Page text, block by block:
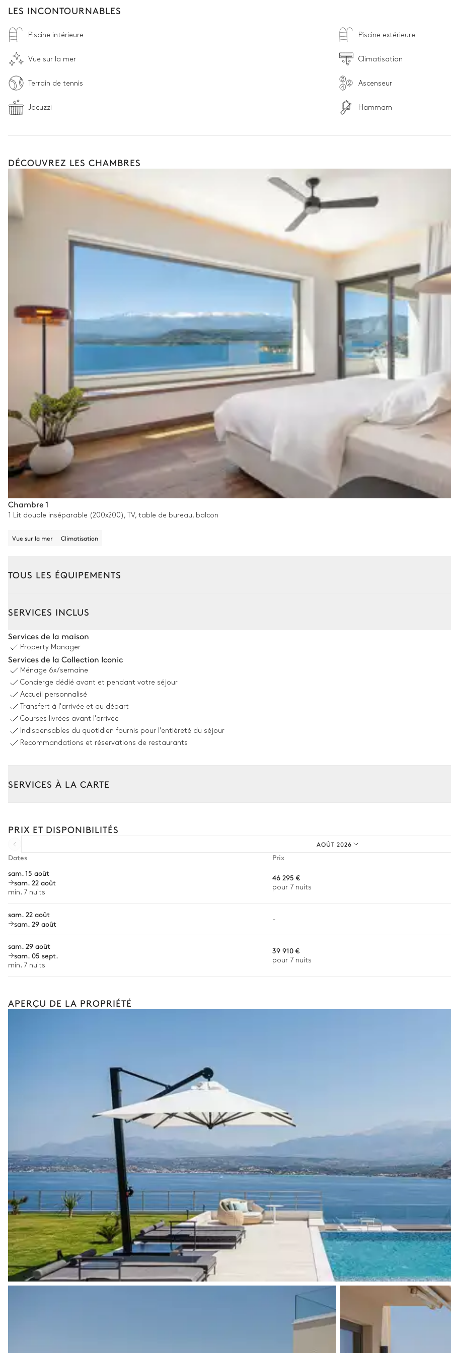
LES INCONTOURNABLES
Piscine intérieure Piscine extérieure
Vue sur la mer Climatisation
Terrain de tennis Ascenseur
Jacuzzi Hammam
DÉCOUVREZ LES CHAMBRES
Chambre 1
1 Lit double inséparable (200x200), TV, table de bureau, balcon
Vue sur la mer Climatisation
TOUS LES ÉQUIPEMENTS
Vue sur la mer
16
Transats
Piscine
Non chauffée · Au sel
Dimensions : L = 22m, l = 4,65m, profondeur = 0,26m / 1,3m
Douches extérieures
Fauteuils
Terrain de tennis
Cuisine extérieure
Barbecue
Gaz
Espace dinatoire extérieur
14 places
SERVICES INCLUS
Services de la maison
Property Manager
Services de la Collection Iconic
Ménage 6x/semaine
Concierge dédié avant et pendant votre séjour
Accueil personnalisé
Transfert à l'arrivée et au départ
Courses livrées avant l'arrivée
Indispensables du quotidien fournis pour l'entièreté du séjour
Recommandations et réservations de restaurants
SERVICES À LA CARTE
Chef à domicile
Bien-être à domicile
Babysitter
Location de bateau
Sports nautiques
Visites guidées et excursions
La liste des services et expériences proposés n'est pas exhaustive et peut varier selon la saison, la destination ou la
PRIX ET DISPONIBILITÉS
AOÛT 2026
Dates
Prix
sam. 15 août
sam. 22 août
min. 7 nuits
46 295 €
pour 7 nuits
sam. 22 août
sam. 29 août
-
sam. 29 août
sam. 05 sept.
min. 7 nuits
39 910 €
pour 7 nuits
APERÇU DE LA PROPRIÉTÉ